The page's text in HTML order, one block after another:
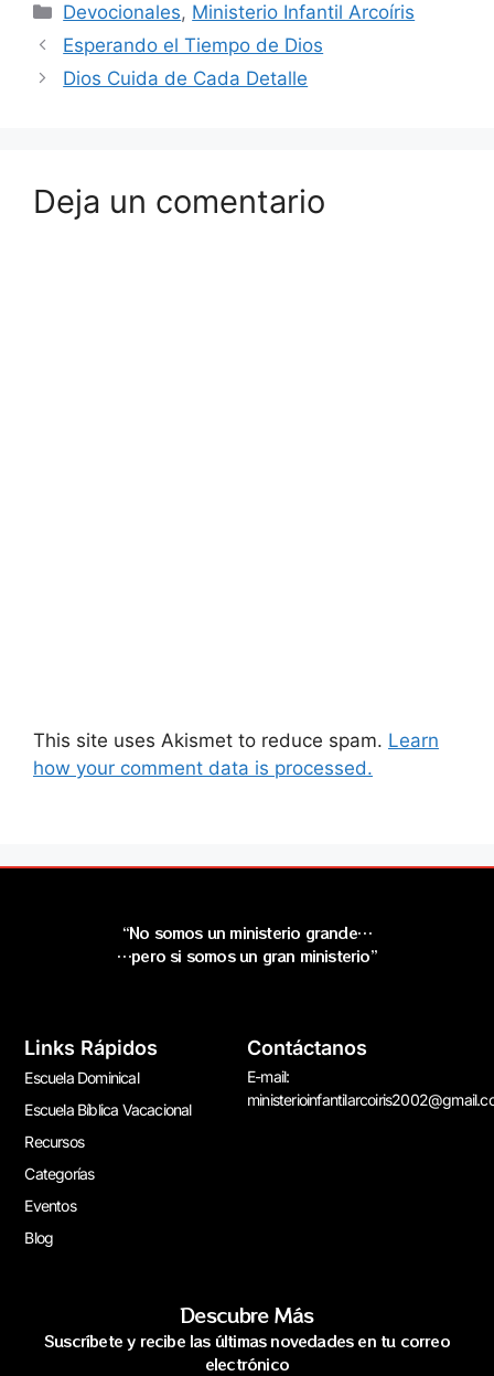
Devocionales, Ministerio Infantil Arcoíris
Esperando el Tiempo de Dios
Dios Cuida de Cada Detalle
Deja un comentario
This site uses Akismet to reduce spam. Learn
how your comment data is processed.
“No somos un ministerio grande…
…pero si somos un gran ministerio”
Links Rápidos
Escuela Dominical
Escuela Bíblica Vacacional
Recursos
Categorías
Eventos
Blog
Contáctanos
E-mail:
Descubre Más
Suscríbete y recibe las últimas novedades en tu correo
electrónico